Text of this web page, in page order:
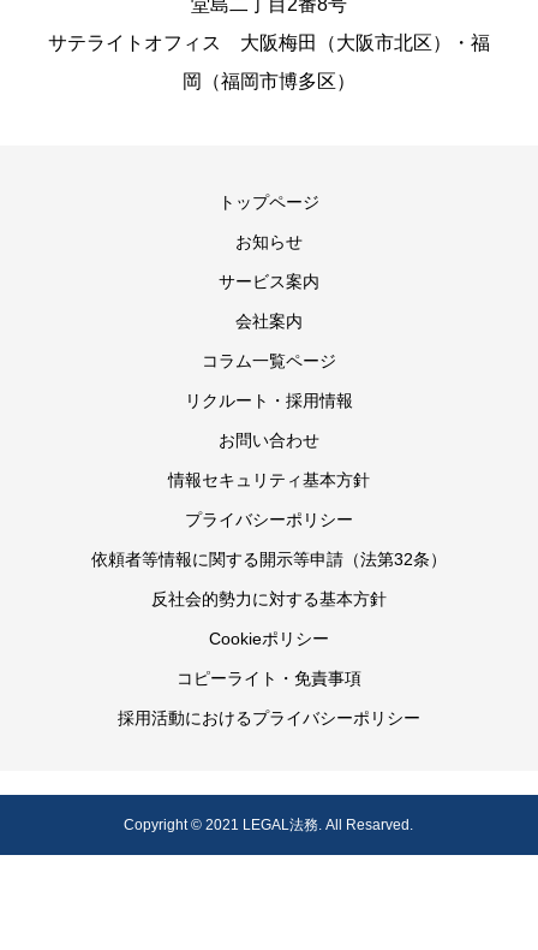
堂島二丁目2番8号
サテライトオフィス 大阪梅田（大阪市北区）・福
岡（福岡市博多区）
トップページ
お知らせ
サービス案内
会社案内
コラム一覧ページ
リクルート・採用情報
お問い合わせ
情報セキュリティ基本方針
プライバシーポリシー
依頼者等情報に関する開示等申請（法第32条）
反社会的勢力に対する基本方針
Cookieポリシー
コピーライト・免責事項
採用活動におけるプライバシーポリシー
Copyright © 2021 LEGAL法務. All Resarved.